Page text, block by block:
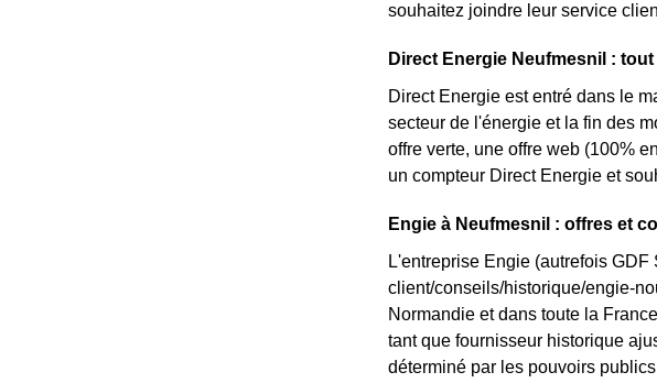
souhaitez joindre leur service
Direct Energie Neufmesnil :
Direct Energie est entré dans le
secteur de l'énergie et la fin des
offre verte, une offre web (100%
un compteur Direct Energie et
Engie à Neufmesnil : offres et
L'entreprise Engie (autrefois
client/conseils/historique/engie-
Normandie et dans toute la
tant que fournisseur historique
déterminé par les pouvoirs